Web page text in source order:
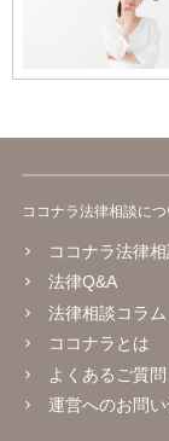
ココナラ法律相談につ
ココナラ法律
法律Q&A
法律相談コラム
ココナラとは
よくあるご質問
運営へのお問